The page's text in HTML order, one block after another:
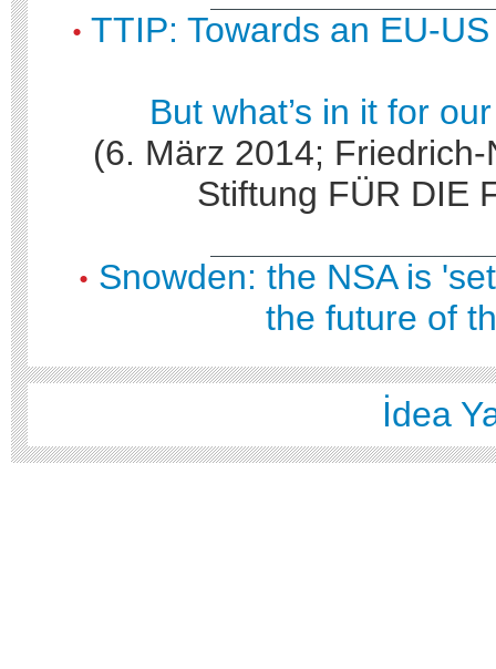
• TTIP: Towards an EU-
But what’s in it for
(6. März 2014;
Stiftung FÜR DIE
• Snowden: the NSA is
the future of
İdea